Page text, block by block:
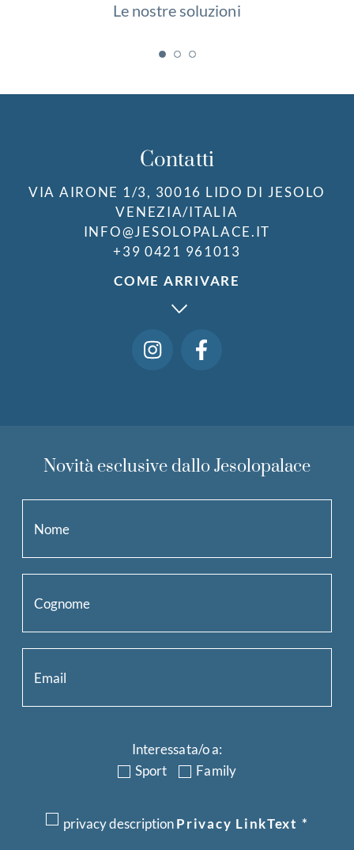
Le nostre soluzioni
Contatti
VIA AIRONE 1/3, 30016 LIDO DI JESOLO
VENEZIA/ITALIA
INFO@JESOLOPALACE.IT
+39 0421 961013
COME ARRIVARE
Novità esclusive dallo Jesolopalace
Interessata/o a:
Sport
Family
privacy descriptionPrivacy LinkText *